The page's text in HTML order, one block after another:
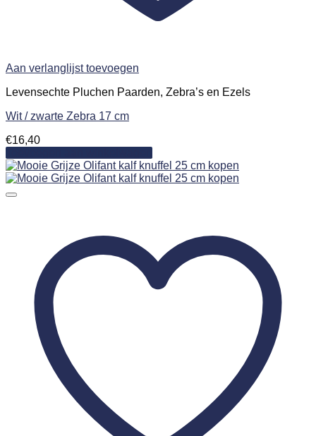
Aan verlanglijst toevoegen
Levensechte Pluchen Paarden, Zebra’s en Ezels
Wit / zwarte Zebra 17 cm
€16,40